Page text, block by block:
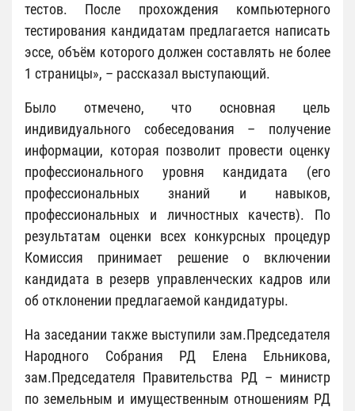
тестов. После прохождения компьютерного
тестирования кандидатам предлагается написать
эссе, объём которого должен составлять не более
1 страницы», – рассказал выступающий.
Было отмечено, что основная цель
индивидуального собеседования – получение
информации, которая позволит провести оценку
профессионального уровня кандидата (его
профессиональных знаний и навыков,
профессиональных и личностных качеств). По
результатам оценки всех конкурсных процедур
Комиссия принимает решение о включении
кандидата в резерв управленческих кадров или
об отклонении предлагаемой кандидатуры.
На заседании также выступили зам.Председателя
Народного Собрания РД Елена Ельникова,
зам.Председателя Правительства РД – министр
по земельным и имущественным отношениям РД